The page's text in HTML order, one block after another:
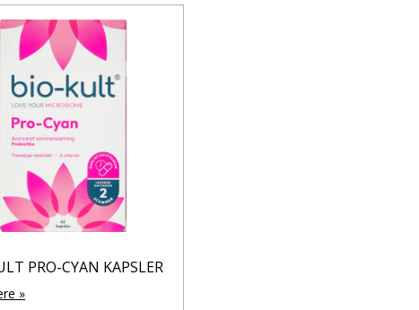
PRO-CYAN KAPSLER
»